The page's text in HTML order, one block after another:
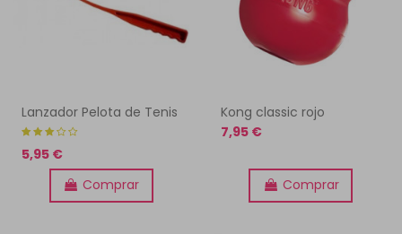
Lanzador Pelota de Tenis
5,95 €
Comprar
Kong classic rojo
7,95 €
Comprar